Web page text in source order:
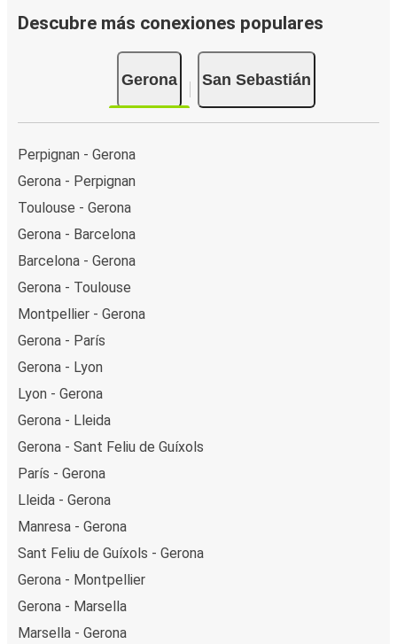
Descubre más conexiones populares
Gerona San Sebastián
Perpignan - Gerona
Gerona - Perpignan
Toulouse - Gerona
Gerona - Barcelona
Barcelona - Gerona
Gerona - Toulouse
Montpellier - Gerona
Gerona - París
Gerona - Lyon
Lyon - Gerona
Gerona - Lleida
Gerona - Sant Feliu de Guíxols
París - Gerona
Lleida - Gerona
Manresa - Gerona
Sant Feliu de Guíxols - Gerona
Gerona - Montpellier
Gerona - Marsella
Marsella - Gerona